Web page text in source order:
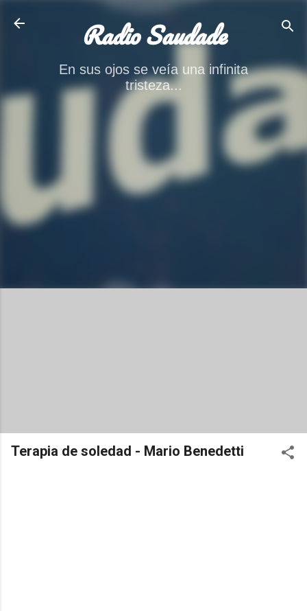
Radio Saudade
En sus ojos se veía una infinita
tristeza...
Terapia de soledad - Mario Benedetti